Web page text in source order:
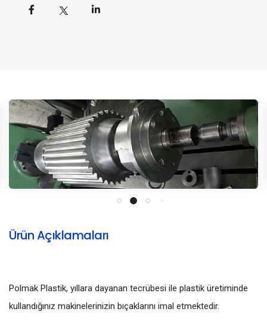
Ürün Açıklamaları
Polmak Plastik, yıllara dayanan tecrübesi ile plastik üretiminde
kullandığınız makinelerinizin bıçaklarını imal etmektedir.